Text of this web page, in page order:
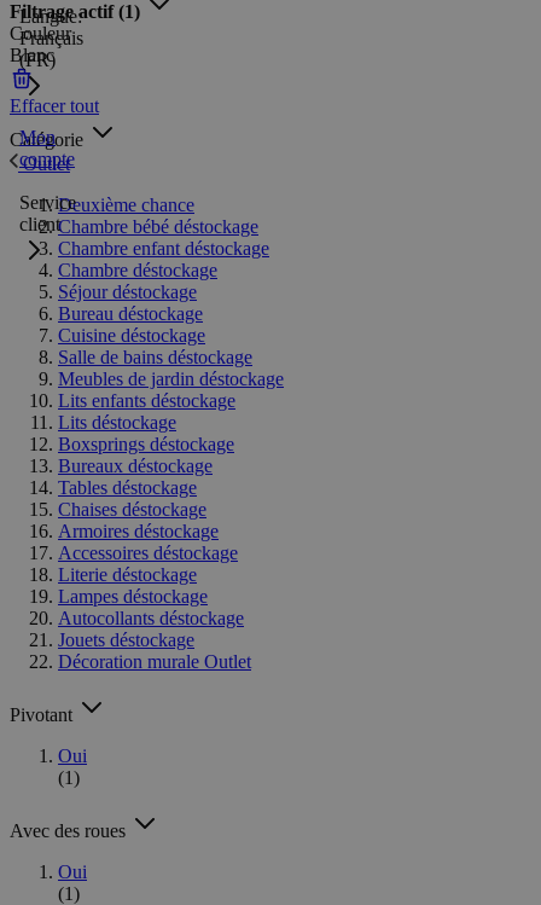
Langue:
Français
(FR)
Mon
compte
Service
client
Filtrage actif(1)
Couleur
Blanc
Effacer tout
Catégorie
Outlet
Deuxième chance
Chambre bébé déstockage
Chambre enfant déstockage
Chambre déstockage
Séjour déstockage
Bureau déstockage
Cuisine déstockage
Salle de bains déstockage
Meubles de jardin déstockage
Lits enfants déstockage
Lits déstockage
Boxsprings déstockage
Bureaux déstockage
Tables déstockage
Chaises déstockage
Armoires déstockage
Accessoires déstockage
Literie déstockage
Lampes déstockage
Autocollants déstockage
Jouets déstockage
Décoration murale Outlet
Pivotant
Oui
(1)
Avec des roues
Oui
(1)